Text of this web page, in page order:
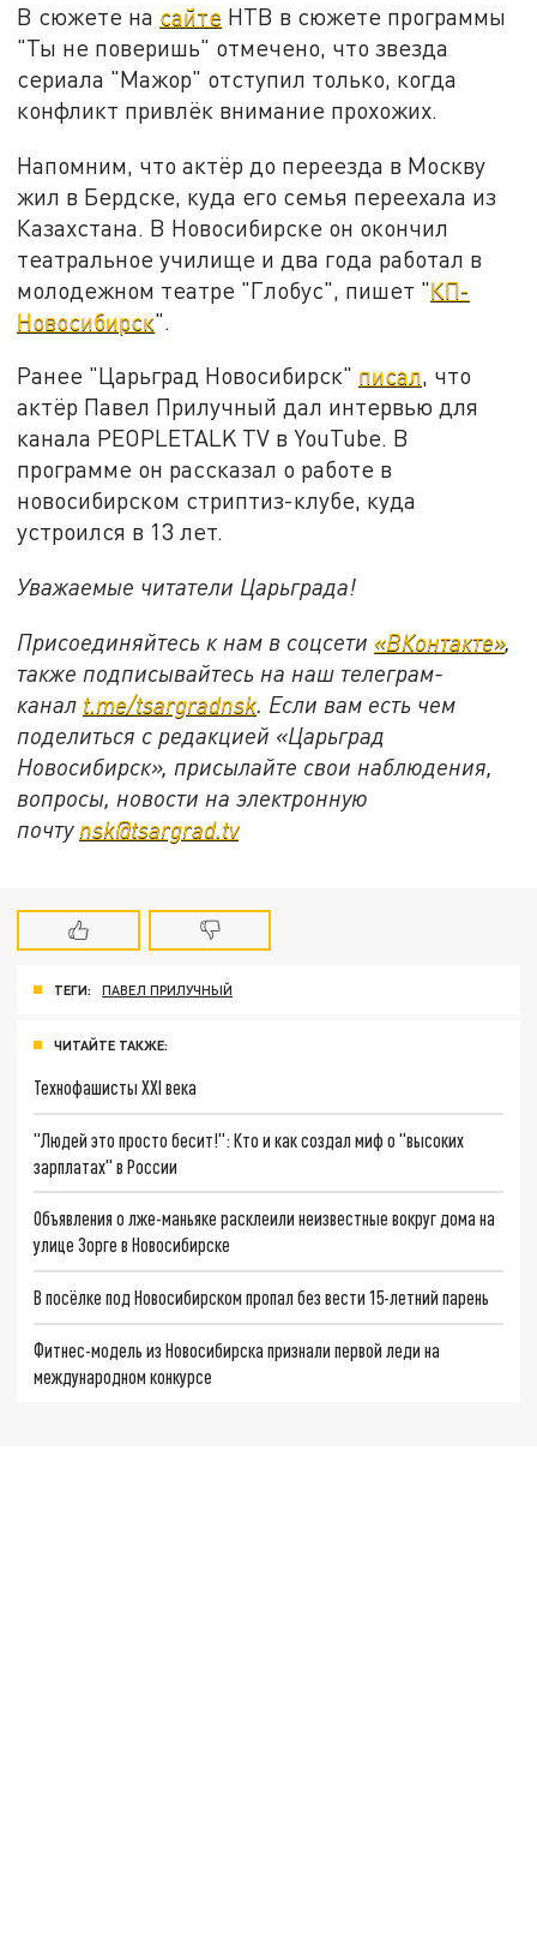
В сюжете на сайте НТВ в сюжете программы
"Ты не поверишь" отмечено, что звезда
сериала "Мажор" отступил только, когда
конфликт привлёк внимание прохожих.
Напомним, что актёр до переезда в Москву
жил в Бердске, куда его семья переехала из
Казахстана. В Новосибирске он окончил
театральное училище и два года работал в
молодежном театре "Глобус", пишет "КП-
Новосибирск".
Ранее "Царьград Новосибирск" писал, что
актёр Павел Прилучный дал интервью для
канала PEOPLETALK TV в YouTube. В
программе он рассказал о работе в
новосибирском стриптиз-клубе, куда
устроился в 13 лет.
Уважаемые читатели Царьграда!
Присоединяйтесь к нам в соцсети «ВКонтакте»,
также подписывайтесь на наш телеграм-
канал t.me/tsargradnsk . Если вам есть чем
поделиться с редакцией «Царьград
Новосибирск», присылайте свои наблюдения,
вопросы, новости на электронную
почту nsk@tsargrad.tv
ТЕГИ: ПАВЕЛ ПРИЛУЧНЫЙ
ЧИТАЙТЕ ТАКЖЕ:
Технофашисты XXI века
"Людей это просто бесит!": Кто и как создал миф о "высоких
зарплатах" в России
Объявления о лже-маньяке расклеили неизвестные вокруг дома на
улице Зорге в Новосибирске
В посёлке под Новосибирском пропал без вести 15-летний парень
Фитнес-модель из Новосибирска признали первой леди на
международном конкурсе